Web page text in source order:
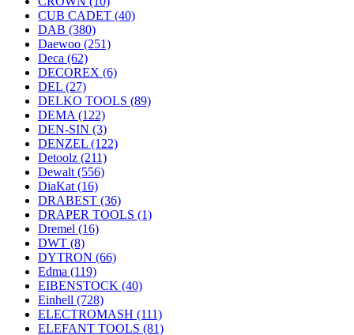
CUB CADET (40)
DAB (380)
Daewoo (251)
Deca (62)
DECOREX (6)
DEL (27)
DELKO TOOLS (89)
DEMA (122)
DEN-SIN (3)
DENZEL (122)
Detoolz (211)
Dewalt (556)
DiaKat (16)
DRABEST (36)
DRAPER TOOLS (1)
Dremel (16)
DWT (8)
DYTRON (66)
Edma (119)
EIBENSTOCK (40)
Einhell (728)
ELECTROMASH (111)
ELEFANT TOOLS (81)